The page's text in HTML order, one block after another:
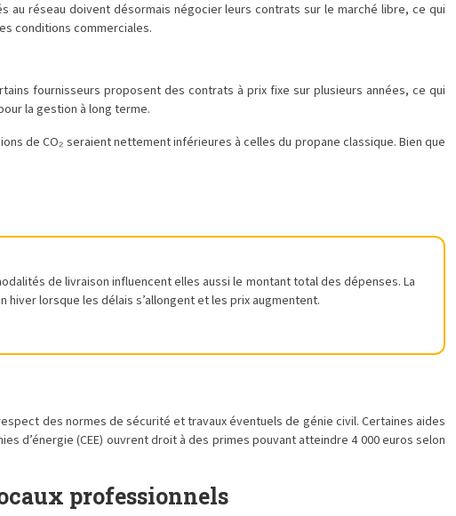
réseau doivent désormais négocier leurs contrats sur le marché libre, ce qui
conditions commerciales.
fournisseurs proposent des contrats à prix fixe sur plusieurs années, ce qui
la gestion à long terme.
de CO₂ seraient nettement inférieures à celles du propane classique. Bien que
de livraison influencent elles aussi le montant total des dépenses. La
lorsque les délais s’allongent et les prix augmentent.
des normes de sécurité et travaux éventuels de génie civil. Certaines aides
d’énergie (CEE) ouvrent droit à des primes pouvant atteindre 4 000 euros selon
professionnels